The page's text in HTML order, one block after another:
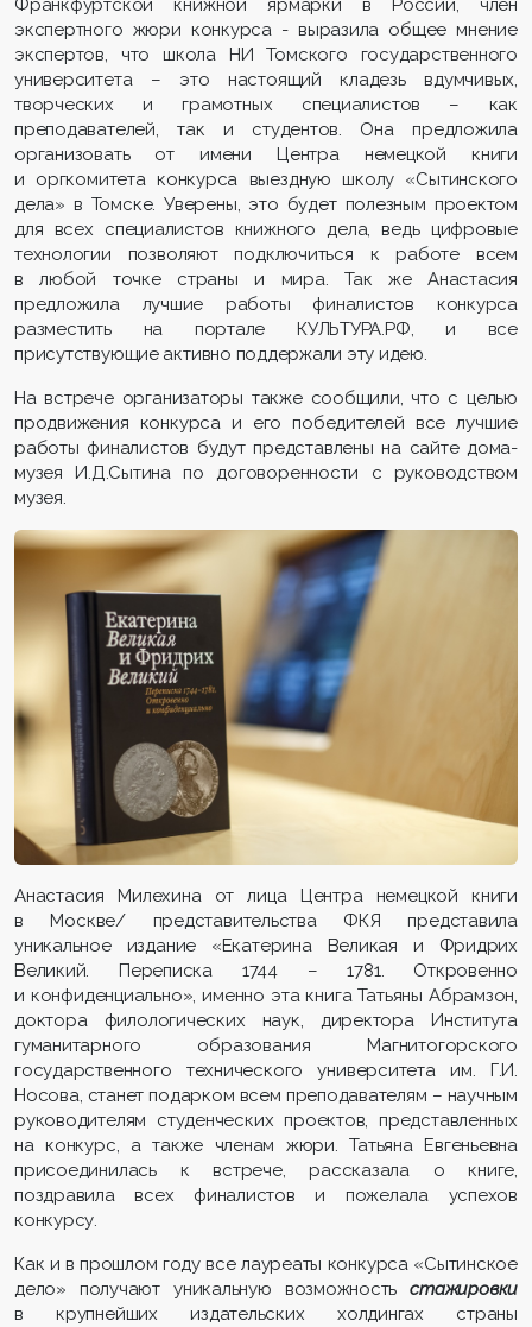
Франкфуртской книжной ярмарки в России, член
экспертного жюри конкурса - выразила общее мнение
экспертов, что школа НИ Томского государственного
университета – это настоящий кладезь вдумчивых,
творческих и грамотных специалистов – как
преподавателей, так и студентов. Она предложила
организовать от имени Центра немецкой книги
и оргкомитета конкурса выездную школу «Сытинского
дела» в Томске. Уверены, это будет полезным проектом
для всех специалистов книжного дела, ведь цифровые
технологии позволяют подключиться к работе всем
в любой точке страны и мира. Так же Анастасия
предложила лучшие работы финалистов конкурса
разместить на портале КУЛЬТУРА.РФ, и все
присутствующие активно поддержали эту идею.
На встрече организаторы также сообщили, что с целью
продвижения конкурса и его победителей все лучшие
работы финалистов будут представлены на сайте дома-
музея И.Д.Сытина по договоренности с руководством
музея.
Анастасия Милехина от лица Центра немецкой книги
в Москве/ представительства ФКЯ представила
уникальное издание «Екатерина Великая и Фридрих
Великий. Переписка 1744 – 1781. Откровенно
и конфиденциально», именно эта книга Татьяны Абрамзон,
доктора филологических наук, директора Института
гуманитарного образования Магнитогорского
государственного технического университета им. Г.И.
Носова, станет подарком всем преподавателям – научным
руководителям студенческих проектов, представленных
на конкурс, а также членам жюри. Татьяна Евгеньевна
присоединилась к встрече, рассказала о книге,
поздравила всех финалистов и пожелала успехов
конкурсу.
Как и в прошлом году все лауреаты конкурса «Сытинское
дело» получают уникальную возможностьстажировки
в крупнейших издательских холдингах страны